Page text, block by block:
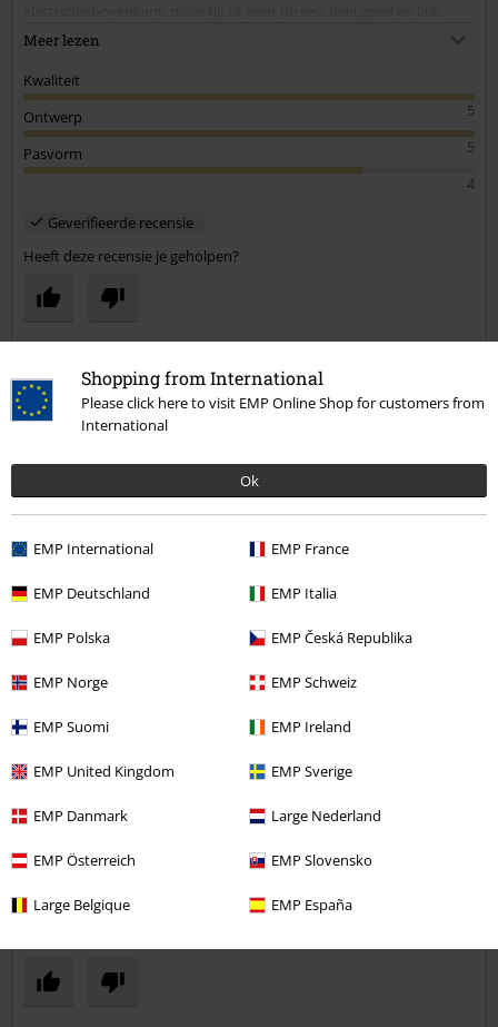
Shopping from International
Please click here to visit EMP Online Shop for customers from
International
Ok
EMP International EMP France
EMP Deutschland EMP Italia
EMP Polska EMP Česká Republika
EMP Norge EMP Schweiz
EMP Suomi EMP Ireland
EMP United Kingdom EMP Sverige
EMP Danmark Large Nederland
EMP Österreich EMP Slovensko
Large Belgique EMP España
jouw mooie vorm zien. en hij is lekker warm bij koud weer.
Meer lezen
Kwaliteit
5
Ontwerp
5
Pasvorm
4
Geverifieerde recensie
Heeft deze recensie je geholpen?
Commentaar versturen
Maïté D.
12 Recensies
Lengte in meter (bijv. 1,78): 1.68
Bestelde maat: M
Heel goed
Goede kwaliteit, goed strak misschien een beetje te strak bij Het
elastisch band maar kan geen zwaar...
Kwaliteit
Geverifieerde recensie